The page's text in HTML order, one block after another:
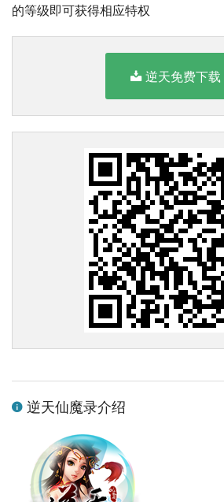
的等级即可获得相应特权
逆天免费下载
逆天仙魔录介绍